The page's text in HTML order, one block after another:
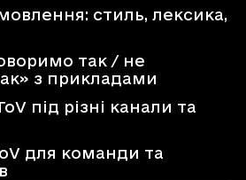
стиль, лексика,
так / не
з прикладами
під різні канали та
для команди та